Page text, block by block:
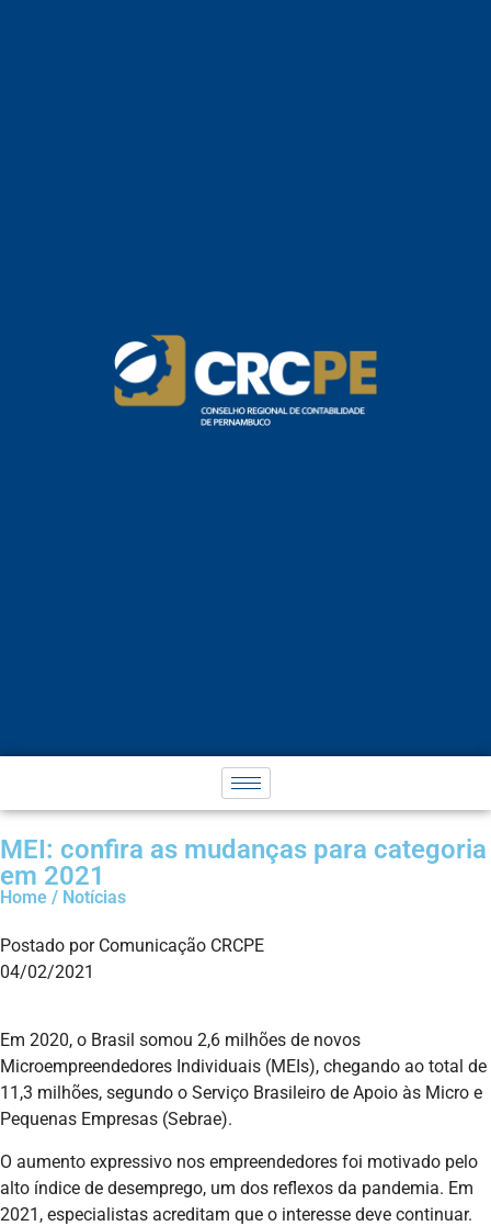
MEI: confira as mudanças para categoria
em 2021
Home / Notícias
Postado por Comunicação CRCPE
04/02/2021
Em 2020, o Brasil somou 2,6 milhões de novos
Microempreendedores Individuais (MEIs), chegando ao total de
11,3 milhões, segundo o Serviço Brasileiro de Apoio às Micro e
Pequenas Empresas (Sebrae).
O aumento expressivo nos empreendedores foi motivado pelo
alto índice de desemprego, um dos reflexos da pandemia. Em
2021, especialistas acreditam que o interesse deve continuar.